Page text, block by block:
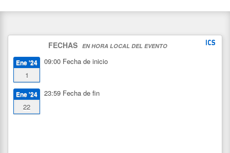
FECHAS EN HORA LOCAL DEL EVENTO
Ene '24
1
09:00 Fecha de inicio
Ene '24
22
23:59 Fecha de fin